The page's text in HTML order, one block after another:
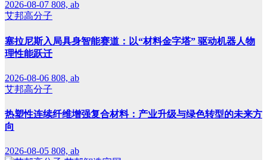
2026-08-07 808, ab
艾邦高分子
塞拉尼斯入局具身智能赛道：以“材料金字塔” 驱动机器人物
理性能跃迁
2026-08-06 808, ab
艾邦高分子
热塑性连续纤维增强复合材料：产业升级与绿色转型的未来方
向
2026-08-05 808, ab